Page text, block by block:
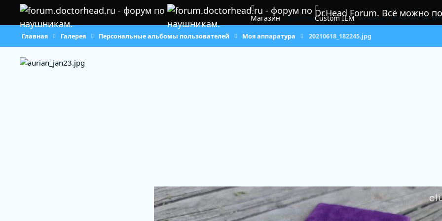
Перейти к содержанию
Dr.Head Forum. Всё можно
Магазин ПравилаCustom IEM ФорумыОбзоры
Главная Галерея Персональные альбомы пользователей Моя аппаратура 20210618_182245.jpg